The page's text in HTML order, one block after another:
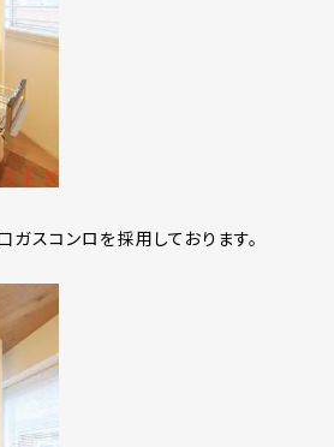
ガスコンロを採用しております。